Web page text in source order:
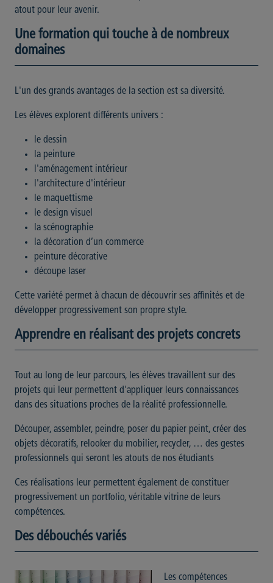
atout pour leur avenir.
Une formation qui touche à de nombreux
domaines
L'un des grands avantages de la section est sa diversité.
Les élèves explorent différents univers :
le dessin
la peinture
l'aménagement intérieur
l'architecture d'intérieur
le maquettisme
le design visuel
la scénographie
la décoration d’un commerce
peinture décorative
découpe laser
Cette variété permet à chacun de découvrir ses affinités et de
développer progressivement son propre style.
Apprendre en réalisant des projets concrets
Tout au long de leur parcours, les élèves travaillent sur des
projets qui leur permettent d'appliquer leurs connaissances
dans des situations proches de la réalité professionnelle.
Découper, assembler, peindre, poser du papier peint, créer des
objets décoratifs, relooker du mobilier, recycler, … des gestes
professionnels qui seront les atouts de nos étudiants
Ces réalisations leur permettent également de constituer
progressivement un portfolio, véritable vitrine de leurs
compétences.
Des débouchés variés
Les compétences